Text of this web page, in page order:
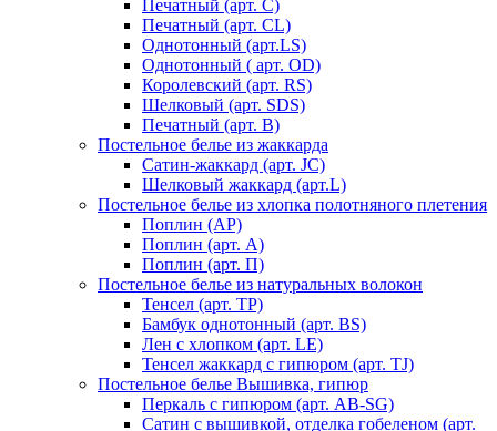
Печатный (арт. С)
Печатный (арт. СL)
Однотонный (арт.LS)
Однотонный ( арт. OD)
Королевский (арт. RS)
Шелковый (арт. SDS)
Печатный (арт. В)
Постельное белье из жаккарда
Сатин-жаккард (арт. JC)
Шелковый жаккард (арт.L)
Постельное белье из хлопка полотняного плетения
Поплин (AP)
Поплин (арт. А)
Поплин (арт. П)
Постельное белье из натуральных волокон
Тенсел (арт. ТР)
Бамбук однотонный (арт. BS)
Лен с хлопком (арт. LE)
Тенсел жаккард с гипюром (арт. TJ)
Постельное белье Вышивка, гипюр
Перкаль с гипюром (арт. AB-SG)
Сатин с вышивкой, отделка гобеленом (арт.